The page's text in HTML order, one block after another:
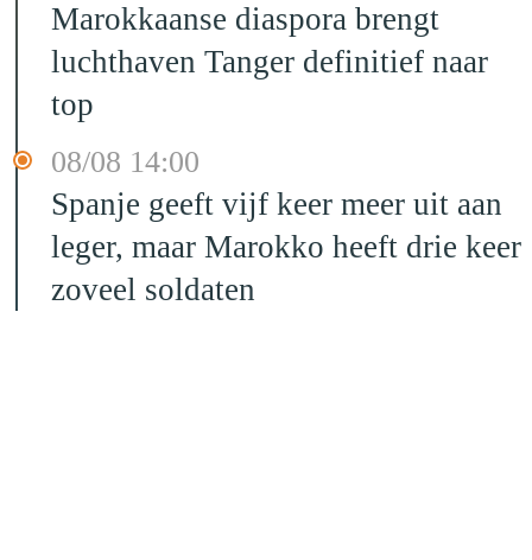
Marokkaanse diaspora brengt
luchthaven Tanger definitief naar
top
08/08 14:00
Spanje geeft vijf keer meer uit aan
leger, maar Marokko heeft drie keer
zoveel soldaten